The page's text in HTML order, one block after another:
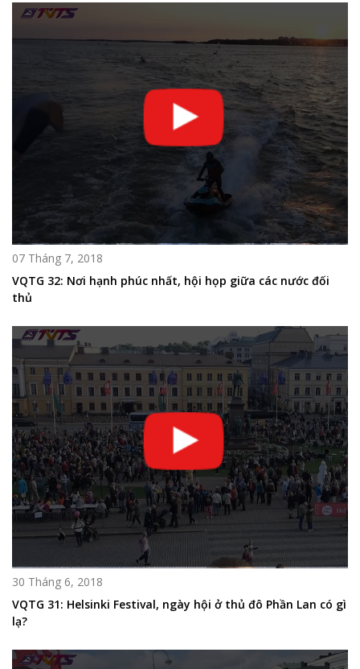
07 Tháng 7, 2018
VQTG 32: Nơi hạnh phúc nhất, hội họp giữa các nước đối
thủ
30 Tháng 6, 2018
VQTG 31: Helsinki Festival, ngày hội ở thủ đô Phần Lan có gì
lạ?